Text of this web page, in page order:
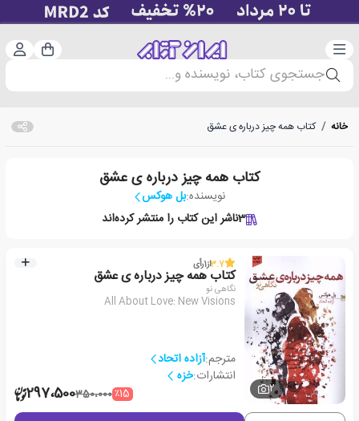
دسته‌بندی سبد
جستجوی کتاب، نویسنده و...
خانه / کتاب همه چیز درباره ی عشق
کتاب همه چیز درباره ی عشق
نویسنده:بل هوکس
3ناشر این کتاب را منتشر کرده‌اند
2
3.7از1رأی
کتاب همه چیز درباره ی عشق
نگاهی نو
All About Love: New Visions
مترجم:آزاده اتحاد
انتشارات:خزه
٪15350،000297،500